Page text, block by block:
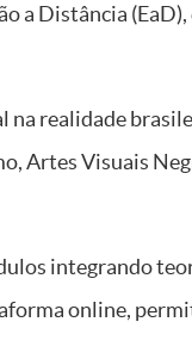
a Distância (EaD),
na realidade
Artes Visuais
integrando
online,